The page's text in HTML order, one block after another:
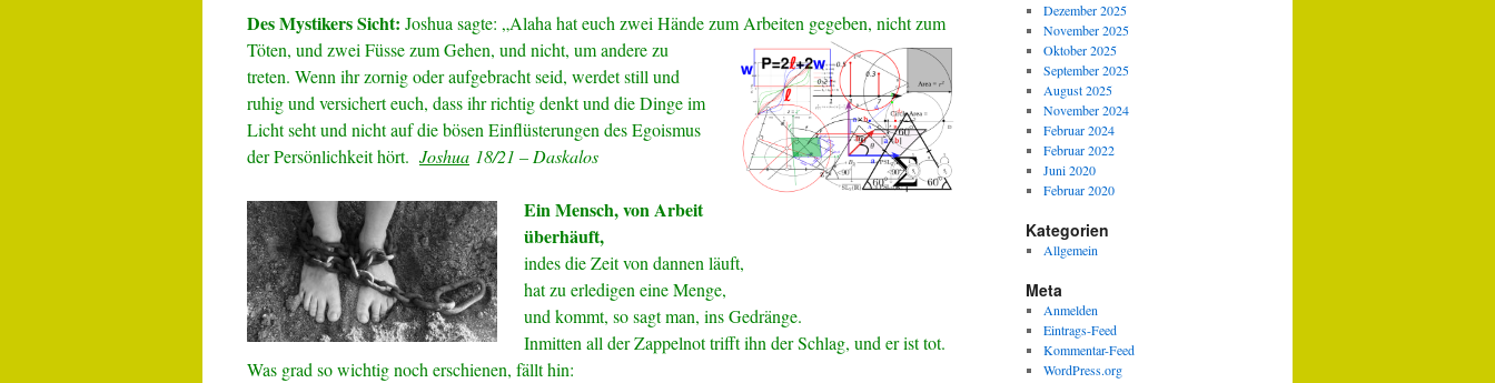
Des Mystikers Sicht: Joshua sagte: „Alaha hat euch zwei Hände zum Arbeiten gegeben, nicht zum
Töten, und zwei Füsse zum Gehen, und nicht, um andere zu
treten. Wenn ihr zornig oder aufgebracht seid, werdet still und
ruhig und versichert euch, dass ihr richtig denkt und die Dinge im
Licht seht und nicht auf die bösen Einflüsterungen des Egoismus
der Persönlichkeit hört. Joshua 18/21 – Daskalos
Ein Mensch, von Arbeit
überhäuft,
indes die Zeit von dannen läuft,
hat zu erledigen eine Menge,
und kommt, so sagt man, ins Gedränge.
Inmitten all der Zappelnot trifft ihn der Schlag, und er ist tot.
Was grad so wichtig noch erschienen, fällt hin:
Dezember 2025
November 2025
Oktober 2025
September 2025
August 2025
November 2024
Februar 2024
Februar 2022
Juni 2020
Februar 2020
Kategorien
Allgemein
Meta
Anmelden
Eintrags-Feed
Kommentar-Feed
WordPress.org